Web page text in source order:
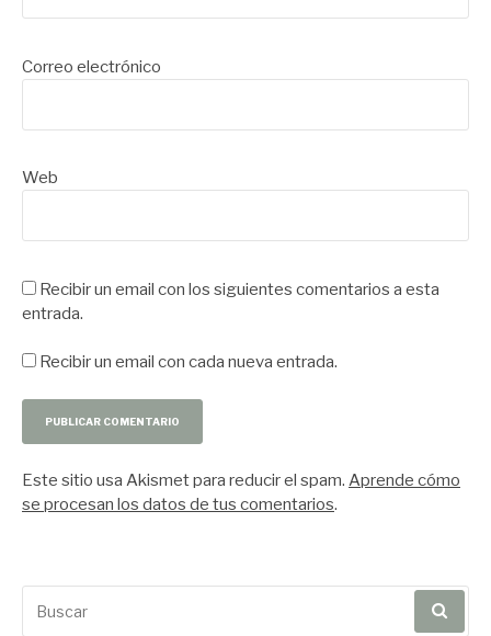
Correo electrónico
Web
Recibir un email con los siguientes comentarios a esta
entrada.
Recibir un email con cada nueva entrada.
Este sitio usa Akismet para reducir el spam. Aprende cómo
se procesan los datos de tus comentarios.
por: